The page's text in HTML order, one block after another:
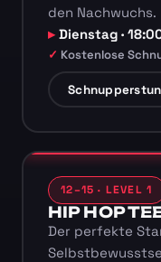
den Nachwuchs.
Dienstag ·
Kostenlose
12–15 · LEVEL 1
HIP HOP
Der perfekte